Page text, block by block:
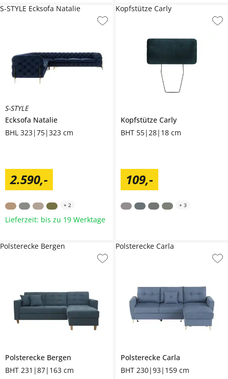
S-STYLE
Ecksofa Natalie
BHL 323|75|323 cm
2.590,-
S-STYLE Ecksofa Natalie
+ 2
Lieferzeit: bis zu 19 Werktage
Kopfstütze Carly
BHT 55|28|18 cm
109,-
Kopfstütze Carly
+ 3
Polsterecke Bergen
BHT 231|87|163 cm
Polsterecke Bergen
Polsterecke Carla
BHT 230|93|159 cm
Polsterecke Carla